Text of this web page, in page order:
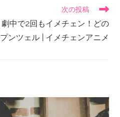
次の投稿
中で2回もイメチェン！どの
ンツェル | イメチェンアニメ